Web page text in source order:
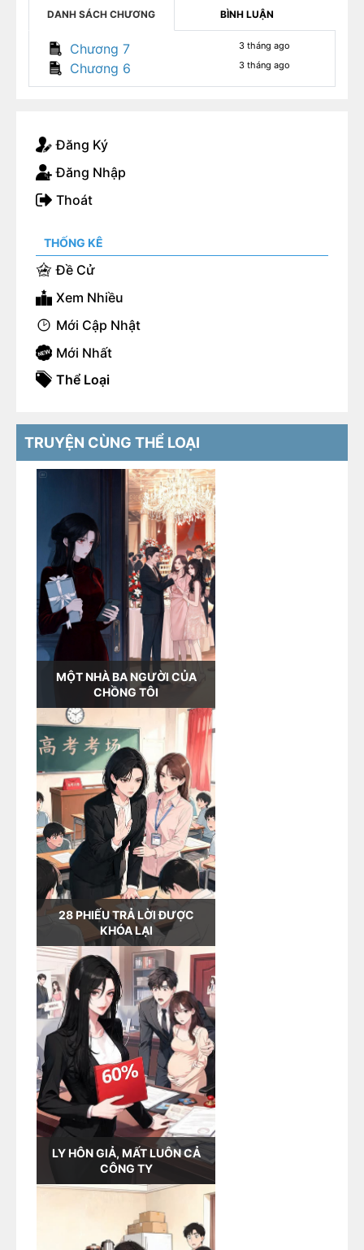
Từ ngày ấy, các giáo viên bộ môn lần lượt nhét
thêm cho tôi một đề luyện tập.
Cứ thế bị luyện đến trời đất quay cuồng suốt một
năm.
mình tôi đỗ Thanh Hoa.
DANH SÁCH CHƯƠNG BÌNH LUẬN
Chương 7 3 tháng ago
Chương 6 3 tháng ago
Đăng Ký
Đăng Nhập
Thoát
THỐNG KÊ
Đề Cử
Xem Nhiều
Mới Cập Nhật
Mới Nhất
Thể Loại
TRUYỆN CÙNG THỂ LOẠI
MỘT NHÀ BA NGƯỜI CỦA
CHỒNG TÔI
28 PHIẾU TRẢ LỜI ĐƯỢC
KHÓA LẠI
LY HÔN GIẢ, MẤT LUÔN CẢ
CÔNG TY